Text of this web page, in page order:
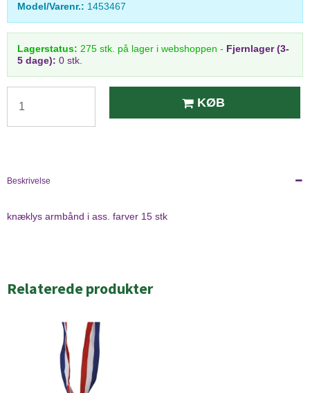
Model/Varenr.: 1453467
Lagerstatus: 275 stk. på lager i webshoppen - Fjernlager (3-
5 dage): 0 stk.
KØB
Beskrivelse
knæklys armbånd i ass. farver 15 stk
Relaterede produkter